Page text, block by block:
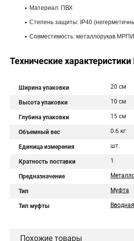
Материал: ПВХ
Степень защиты: IP40
Совместимость: металлорукав
Технические
Ширина упаковки 20 см
Высота упаковки 10 см
Глубина упаковки 15 см
Объемный вес 0.6 кг
Единица измерения шт.
Кратность поставки 1
Предназначение
Тип Муфта
Тип муфты Вводная
Похожие товары